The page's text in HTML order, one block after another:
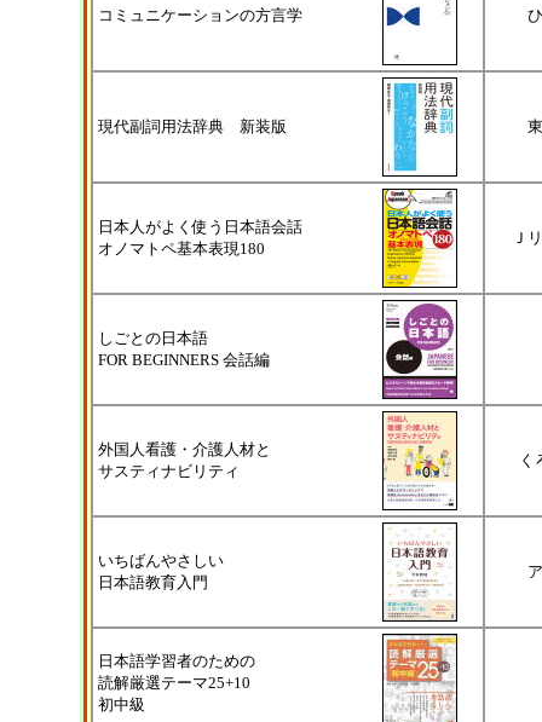
コミュニケーションの方言学
現代副詞用法辞典 新装版
日本人がよく使う日本語会話
オノマトペ基本表現180
Ｊ
しごとの日本語
FOR BEGINNERS 会話編
外国人看護・介護人材と
サスティナビリティ
く
いちばんやさしい
日本語教育入門
日本語学習者のための
読解厳選テーマ25+10
初中級